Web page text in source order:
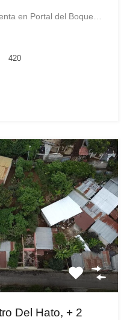
en Portal del Boque…
420
Del Hato, + 2